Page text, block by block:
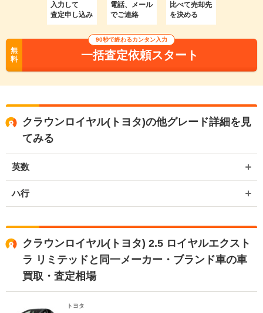
入力して
査定申し込み
電話、メール
でご連絡
比べて売却先
を決める
無
料
90秒で終わるカンタン入力
一括査定依頼スタート
クラウンロイヤル(トヨタ)の他グレード詳細を見
てみる
英数
ハ行
クラウンロイヤル(トヨタ) 2.5 ロイヤルエクスト
ラ リミテッドと同一メーカー・ブランド車の車
買取・査定相場
トヨタ